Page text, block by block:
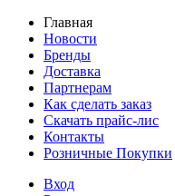
Главная
Новости
Бренды
Доставка
Партнерам
Как сделать заказ
Скачать прайс-лис
Контакты
Розничные Покупки
Вход